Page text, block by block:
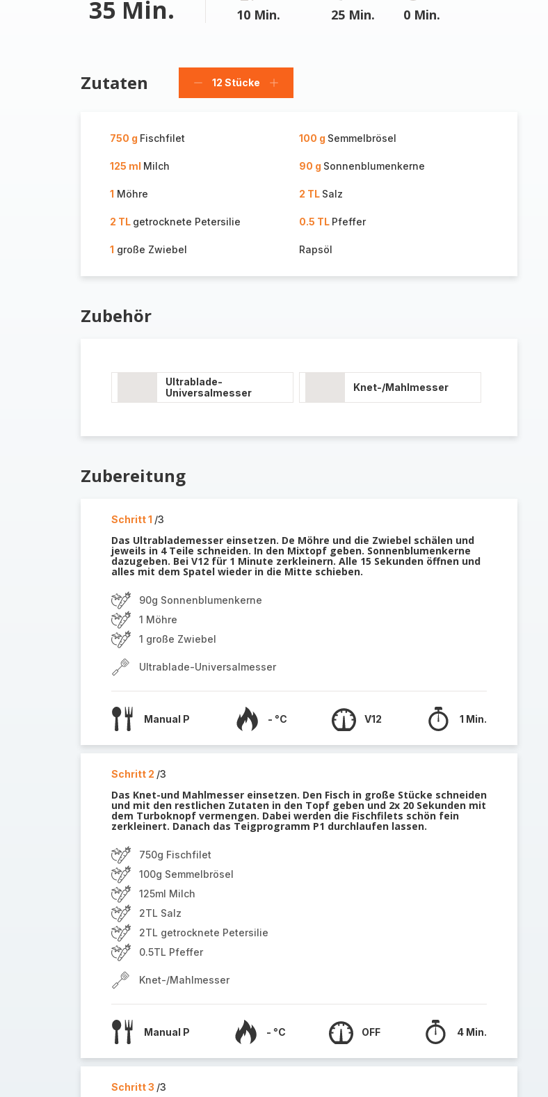
35 Min. 10 Min. 25 Min. 0 Min.
Zutaten
Stücke
12 Stücke
Stücke
750 g Fischfilet 100 g Semmelbrösel
125 ml Milch 90 g Sonnenblumenkerne
1 Möhre 2 TL Salz
2 TL getrocknete Petersilie 0.5 TL Pfeffer
1 große Zwiebel Rapsöl
Zubehör
Ultrablade-
Universalmesser
Knet-/Mahlmesser
Zubereitung
Schritt 1 /3
Das Ultrablademesser einsetzen. De Möhre und die Zwiebel schälen und
jeweils in 4 Teile schneiden. In den Mixtopf geben. Sonnenblumenkerne
dazugeben. Bei V12 für 1 Minute zerkleinern. Alle 15 Sekunden öffnen und
alles mit dem Spatel wieder in die Mitte schieben.
90g Sonnenblumenkerne
1 Möhre
1 große Zwiebel
Ultrablade-Universalmesser
Manual P - °C V12 1 Min.
Schritt 2 /3
Das Knet-und Mahlmesser einsetzen. Den Fisch in große Stücke schneiden
und mit den restlichen Zutaten in den Topf geben und 2x 20 Sekunden mit
dem Turboknopf vermengen. Dabei werden die Fischfilets schön fein
zerkleinert. Danach das Teigprogramm P1 durchlaufen lassen.
750g Fischfilet
100g Semmelbrösel
125ml Milch
2TL Salz
2TL getrocknete Petersilie
0.5TL Pfeffer
Knet-/Mahlmesser
Manual P - °C OFF 4 Min.
Schritt 3 /3